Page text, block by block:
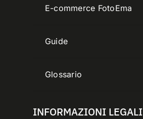
E-commerce FotoEma
Guide
Glossario
INFORMAZIONI LEGALI